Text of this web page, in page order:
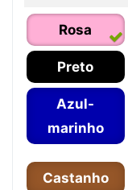
Rosa
Preto
Azul-
marinho
Castanho